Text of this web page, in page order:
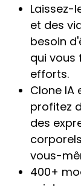
Laissez-
et des
besoin
qui vous
efforts.
Clone IA
profitez
des
vous-
400+